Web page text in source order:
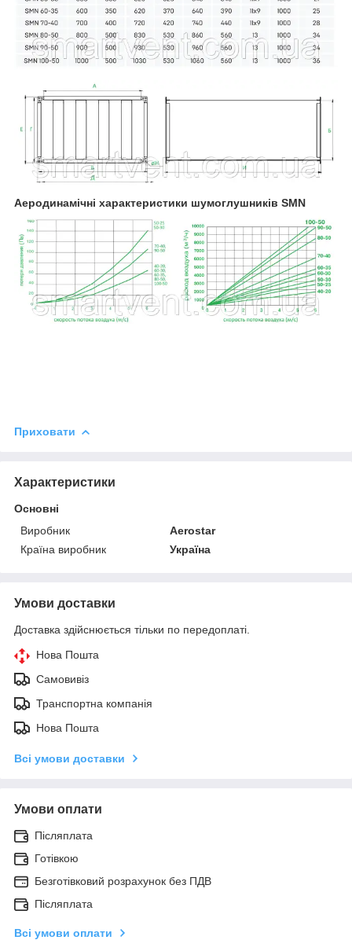
Аеродинамічні характеристики шумоглушників SMN
Приховати
Характеристики
Основні
Виробник
Aerostar
Країна виробник
Україна
Умови доставки
Доставка здійснюється тільки по передоплаті.
Нова Пошта
Самовивіз
Транспортна компанія
Нова Пошта
Всі умови доставки
Умови оплати
Післяплата
Готівкою
Безготівковий розрахунок без ПДВ
Післяплата
Всі умови оплати